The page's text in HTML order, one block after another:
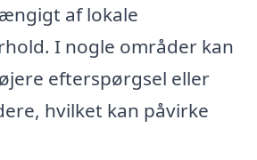
af lokale
I nogle områder kan
efterspørgsel eller
hvilket kan påvirke